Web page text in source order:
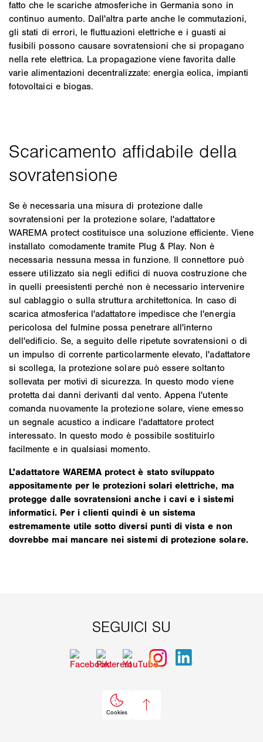
fatto che le scariche atmosferiche in Germania sono in
continuo aumento. Dall'altra parte anche le commutazioni,
gli stati di errori, le fluttuazioni elettriche e i guasti ai
fusibili possono causare sovratensioni che si propagano
nella rete elettrica. La propagazione viene favorita dalle
varie alimentazioni decentralizzate: energia eolica, impianti
fotovoltaici e biogas.
Se è necessaria una misura di protezione dalle
sovratensioni per la protezione solare, l'adattatore
WAREMA protect costituisce una soluzione efficiente. Viene
installato comodamente tramite Plug & Play. Non è
necessaria nessuna messa in funzione. Il connettore può
essere utilizzato sia negli edifici di nuova costruzione che
in quelli preesistenti perché non è necessario intervenire
sul cablaggio o sulla struttura architettonica. In caso di
scarica atmosferica l'adattatore impedisce che l'energia
pericolosa del fulmine possa penetrare all'interno
dell'edificio. Se, a seguito delle ripetute sovratensioni o di
un impulso di corrente particolarmente elevato, l'adattatore
si scollega, la protezione solare può essere soltanto
sollevata per motivi di sicurezza. In questo modo viene
protetta dai danni derivanti dal vento. Appena l'utente
comanda nuovamente la protezione solare, viene emesso
un segnale acustico a indicare l'adattatore protect
interessato. In questo modo è possibile sostituirlo
facilmente e in qualsiasi momento.
L'adattatore WAREMA protect è stato sviluppato
appositamente per le protezioni solari elettriche, ma
protegge dalle sovratensioni anche i cavi e i sistemi
informatici. Per i clienti quindi è un sistema
estremamente utile sotto diversi punti di vista e non
dovrebbe mai mancare nei sistemi di protezione solare.